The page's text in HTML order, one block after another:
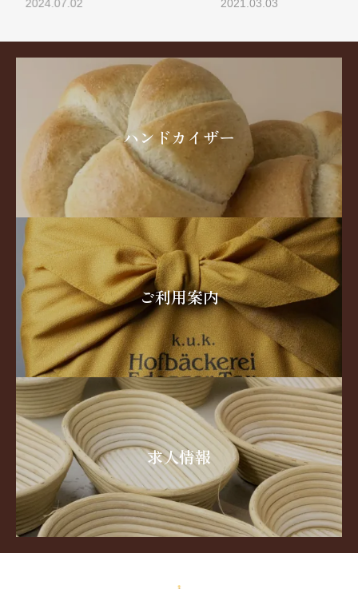
2024.07.02 2021.03.03
ハンドカイザー
ご利用案内
求人情報